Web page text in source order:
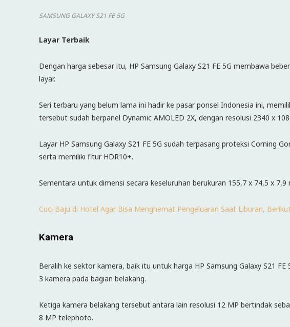
SAMSUNG GALAXY S21 FE 5G
Layar Terbaik
Dengan harga sebesar itu, HP Samsung Galaxy S21 FE 5G membawa
layar.
Seri terbaru yang belum lama ini hadir ke pasar ponsel Indonesia ini,
tersebut sudah berpanel Dynamic AMOLED 2X, dengan resolusi 2340 x
Layar HP Samsung Galaxy S21 FE 5G sudah terpasang proteksi Corning
serta memiliki fitur HDR10+.
Sementara untuk dimensi secara keseluruhan berukuran 155,7 x 74,5 x
Cuci Baju di Hotel Agar Bisa Menghemat Pengeluaran Saat Liburan,
Kamera
Beralih ke sektor kamera, baik itu untuk harga HP Samsung Galaxy S21
3 kamera pada bagian belakang.
Ketiga kamera belakang tersebut antara lain resolusi 12 MP bertindak
8 MP telephoto.